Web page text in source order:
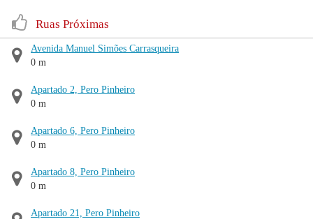
Ruas Próximas
Avenida Manuel Simões Carrasqueira
0 m
Apartado 2, Pero Pinheiro
0 m
Apartado 6, Pero Pinheiro
0 m
Apartado 8, Pero Pinheiro
0 m
Apartado 21, Pero Pinheiro